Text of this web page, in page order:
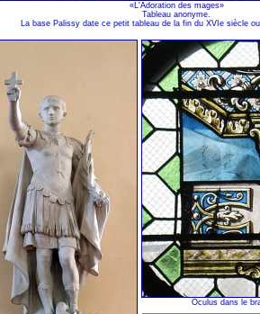
«L'Adoration des mages»
Tableau anonyme.
La base Palissy date ce petit tableau de la fin du XVIe siècle
Oculus dans le